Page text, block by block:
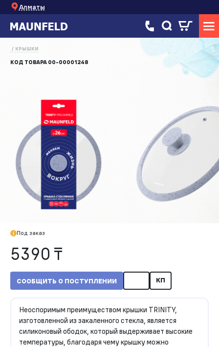
Алматы
КРЫШКИ
КОД ТОВАРА 00-00001248
Под заказ
5390 ₸
СООБЩИТЬ О ПОСТУПЛЕНИИ КП
Неоспоримым преимуществом крышки TRINITY,
изготовленной из закаленного стекла, является
силиконовый ободок, который выдерживает высокие
температуры, благодаря чему крышку можно